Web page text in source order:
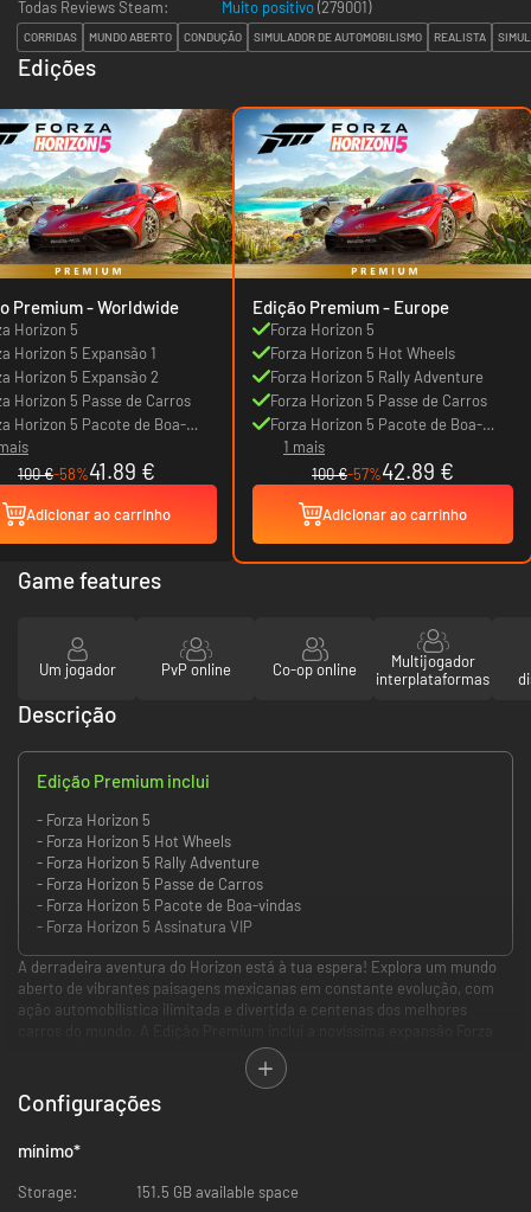
Todas Reviews Steam:
Muito positivo(279001)
CORRIDAS MUNDO ABERTO CONDUÇÃO SIMULADOR DE AUTOMOBILISMO REALISTA
Edições
Edição Premium - Worldwide
Horizon 5
Horizon 5 Expansão 1
Horizon 5 Expansão 2
Horizon 5 Passe de Carros
Horizon 5 Pacote de Boa-
100 €-58%41.89 €
Adicionar ao carrinho
Edição Premium - Europe
Forza Horizon 5
Forza Horizon 5 Hot Wheels
Forza Horizon 5 Rally Adventure
Forza Horizon 5 Passe de Carros
Forza Horizon 5 Pacote de Boa-
vindas
1 mais
100 €-57%42.89 €
Adicionar ao carrinho
Game features
Um jogador PvP online Co-op online
Multijogador
interplataformas
Descrição
Edição Premium inclui
- Forza Horizon 5
- Forza Horizon 5 Hot Wheels
- Forza Horizon 5 Rally Adventure
- Forza Horizon 5 Passe de Carros
- Forza Horizon 5 Pacote de Boa-vindas
- Forza Horizon 5 Assinatura VIP
A derradeira aventura do Horizon está à tua espera! Explora um mundo
aberto de vibrantes paisagens mexicanas em constante evolução, com
ação automobilística ilimitada e divertida e centenas dos melhores
Horizon 5: Aventura de Rally, a expansão Forza Horizon 5: Hot Wheels, a
Adesão VIP, o Passe de Carros e o Pacote de Boas-Vindas.
Configurações
mínimo*
Storage: 151.5 GB available space